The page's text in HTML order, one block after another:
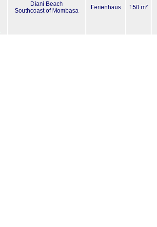
Diani Beach
Southcoast of Mombasa
Ferienhaus 150 m²